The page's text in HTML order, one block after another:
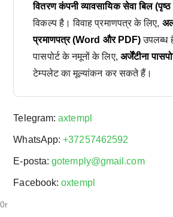
वितरण कंपनी व्यावसायिक सेवा बिल
विकल्प है। विवाह प्रमाणपत्र के लिए,
प्रमाणपत्र (Word और PDF)उपलब्ध
पासपोर्ट के नमूनों के लिए, अर्जेंटीना
टेम्पलेट का मूल्यांकन कर सकते हैं।
Telegram:axtempl
WhatsApp:+37257462592
E-posta:gotemply@gmail.com
Facebook:oxtempl
0r